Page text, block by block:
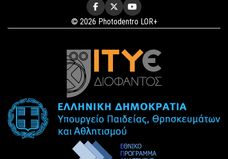
© 2026 Photodentro LOR+